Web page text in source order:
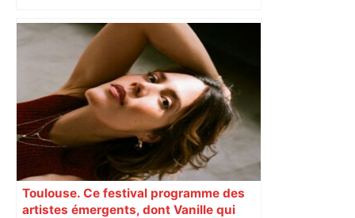
Top 14: comment Perpignan a une
nouvelle fois fait tomber Toulouse? –
RMC Sport
Toulouse. Ce festival programme des
artistes émergents, dont Vanille qui